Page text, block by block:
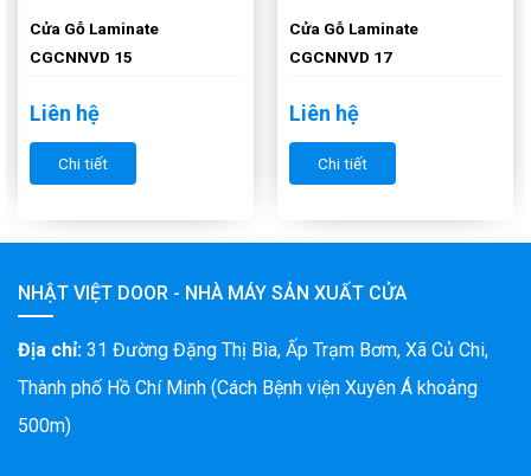
Cửa Gỗ Laminate
CGCNNVD 15
Liên hệ
Chi tiết
Cửa Gỗ Laminate
CGCNNVD 17
Liên hệ
Chi tiết
NHẬT VIỆT DOOR - NHÀ MÁY SẢN XUẤT CỬA
Địa chỉ: 31 Đường Đặng Thị Bìa, Ấp Trạm Bơm, Xã Củ Chi,
Thành phố Hồ Chí Minh (Cách Bệnh viện Xuyên Á khoảng
500m)